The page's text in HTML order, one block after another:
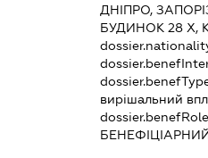
ДНІПРО,
БУДИНОК 28 Х,
вирішальний